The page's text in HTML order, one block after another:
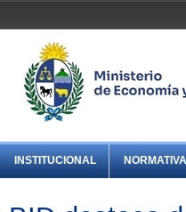
INSTITUCIONAL NORMATIVA